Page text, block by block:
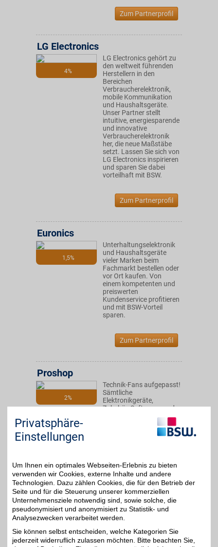
Zum Partnerprofil
4%
LG Electronics
LG Electronics gehört zu
den weltweit führenden
Herstellern in den
Bereichen
Verbraucherelektronik,
mobile Kommunikation
und Haushaltsgeräte.
Unser Partner stellt
intuitive, energiesparende
und innovative
Verbraucherelektronik
her, die neue Maßstäbe
setzt. Lassen Sie sich von
LG Electronics inspirieren
und sparen Sie dabei
vorteilhaft mit BSW.
Zum Partnerprofil
1,5%
Euronics
Unterhaltungselektronik
und Haushaltsgeräte
vieler Marken beim
Fachmarkt bestellen oder
vor Ort kaufen. Von
einem kompetenten und
preiswerten
Kundenservice profitieren
und mit BSW-Vorteil
sparen.
Zum Partnerprofil
2%
Proshop
Technik-Fans aufgepasst!
Sämtliche
Elektronikgeräte,
Zubehör, Softwares und
Haushaltsgeräte im
Onlineshop bestellen. Von
der Riesenauswahl und
Zum Partnerprofil
3%
eleonto
Elektronikgeräte
bekannter Marken aus
Privatsphäre-
Einstellungen
Um Ihnen ein optimales Webseiten-Erlebnis zu bieten
verwenden wir Cookies, externe Inhalte und andere
Technologien. Dazu zählen Cookies, die für den Betrieb der
Seite und für die Steuerung unserer kommerziellen
Unternehmensziele notwendig sind, sowie solche, die
pseudonymisiert und anonymisiert zu Statistik- und
Analysezwecken verarbeitet werden.
Sie können selbst entscheiden, welche Kategorien Sie
jederzeit widerruflich zulassen möchten. Bitte beachten Sie,